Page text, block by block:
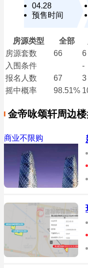
04.28
预售时间
房源类型 全部
房源套数
66 6
入围条件
-
报名 人数 67 3
摇中概率
98.51%
金帝咏颂轩周边
商业不限购